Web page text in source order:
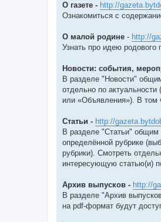
О газете - http://
Ознакомиться с
О малой родине - http://
Узнать про идею
Новости: события,
В разделе "Новости"
отдельно по
или «Объявления»). В
Статьи - http://
В разделе "Статьи" общим
определённой рубрике
рубрики). Смотреть
интересующую статью(и)
Архив выпусков - http://
В разделе "Архив
на pdf-формат будут